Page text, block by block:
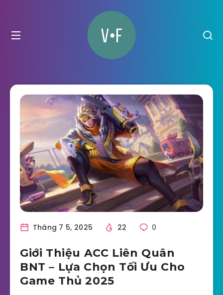
Tháng 7 5, 2025 22 0
Giới Thiệu ACC Liên Quân
BNT – Lựa Chọn Tối Ưu Cho
Game Thủ 2025